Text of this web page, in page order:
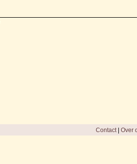
Contact| Over